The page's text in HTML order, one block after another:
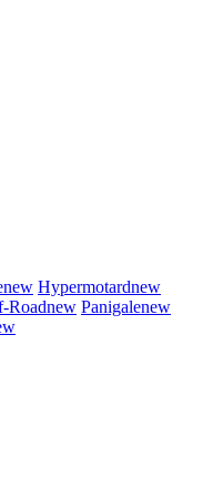
new Hypermotardnew
Roadnew Panigalenew